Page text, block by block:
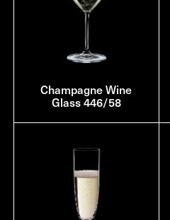
Champagne Wine
Glass 446/58